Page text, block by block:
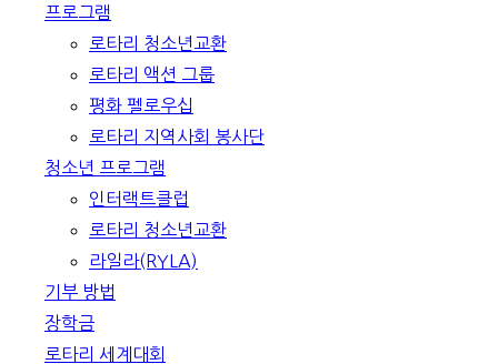
프로그램
로타리 청소년교환
로타리 액션 그룹
평화 펠로우십
로타리 지역사회 봉사단
청소년 프로그램
인터랙트클럽
로타리 청소년교환
라일라(RYLA)
기부 방법
장학금
로타리 세계대회